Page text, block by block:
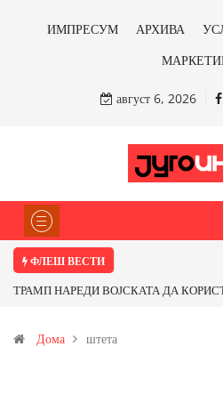
ИМПРЕСУМ АРХИВА
август 6, 2026
ФЛЕШ ВЕСТИ
ТРАМП НАРЕДИ ВОЈСКАТА ДА
Иловица и со антимонот?
Дома штета